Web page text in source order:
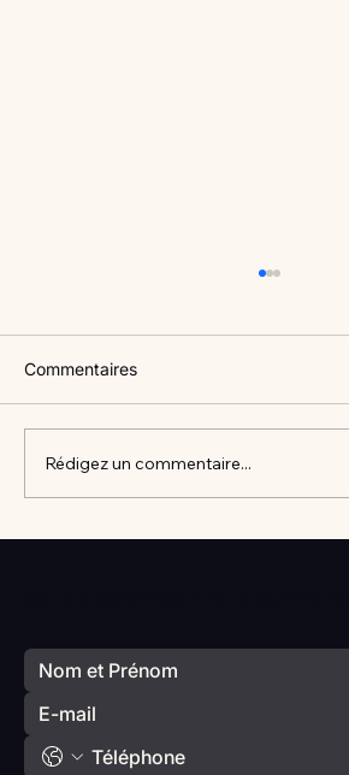
Commentaires
Rédigez un commentaire...